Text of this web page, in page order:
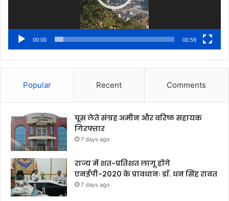
00:00 00:59
Popular Recent Comments
घूस लेते संग्रह अमीन और वरिष्ठ सहायक
गिरफ्तार
7 days ago
राज्य में शत-प्रतिशत लागू होंगे
एनईपी-2020 के प्रावधानः डाॅ. धन सिंह रावत
7 days ago